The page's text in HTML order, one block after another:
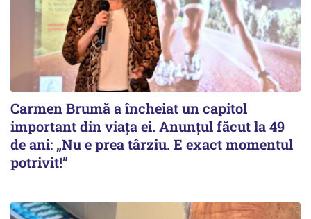
Carmen Brumă a încheiat un capitol
important din viața ei. Anunțul făcut la 49
de ani: „Nu e prea târziu. E exact momentul
potrivit!”